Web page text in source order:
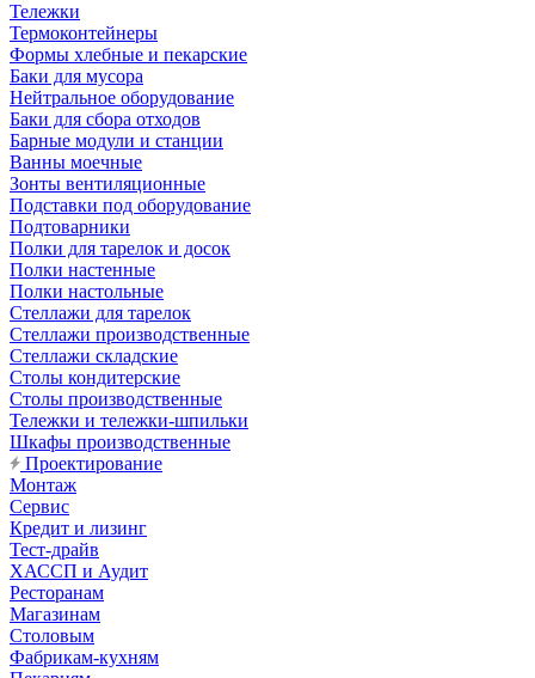
Тележки
Термоконтейнеры
Формы хлебные и пекарские
Баки для мусора
Нейтральное оборудование
Баки для сбора отходов
Барные модули и станции
Ванны моечные
Зонты вентиляционные
Подставки под оборудование
Подтоварники
Полки для тарелок и досок
Полки настенные
Полки настольные
Стеллажи для тарелок
Стеллажи производственные
Стеллажи складские
Столы кондитерские
Столы производственные
Тележки и тележки-шпильки
Шкафы производственные
Проектирование
Монтаж
Сервис
Кредит и лизинг
Тест-драйв
ХАССП и Аудит
Ресторанам
Магазинам
Столовым
Фабрикам-кухням